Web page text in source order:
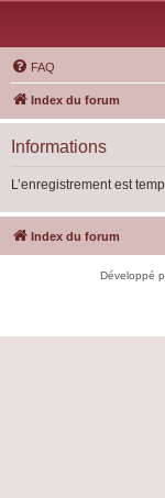
FAQ
Index du forum
Informations
L’enregistrement est
Index du forum
Développé